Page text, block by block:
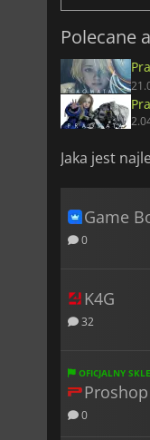
Polecane
Jaka jest
Game
0
K4G
32
OFICJALNY
Proshop
0